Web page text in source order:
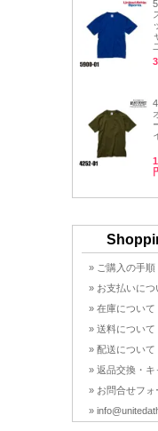
» ご購入の手順
» お支払いにつ
» 在庫について
» 送料について
» 配送について
» 返品交換・キ
» お問合せフォ
»